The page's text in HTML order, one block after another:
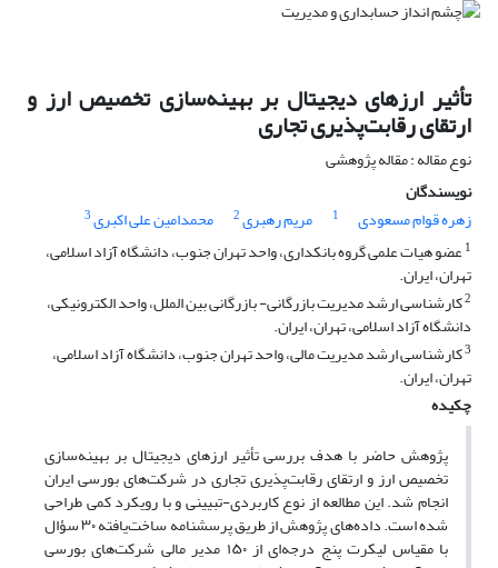
تأثیر ارزهای دیجیتال بر بهینه‌سازی تخصیص ارز و
ارتقای رقابت‌پذیری تجاری
نوع مقاله : مقاله پژوهشی
نویسندگان
زهره قوام مسعودی
1 مریم رهبری2 محمدامین علی اکبری3
1عضو هیات علمی گروه بانکداری، واحد تهران جنوب، دانشگاه آزاد اسلامی،
تهران، ایران.
2کارشناسی ارشد مدیریت بازرگانی- بازرگانی بین الملل، واحد الکترونیکی،
دانشگاه آزاد اسلامی، تهران، ایران.
3کارشناسی ارشد مدیریت مالی، واحد تهران جنوب، دانشگاه آزاد اسلامی،
تهران، ایران.
چکیده
پژوهش حاضر با هدف بررسی تأثیر ارزهای دیجیتال بر بهینه‌سازی
تخصیص ارز و ارتقای رقابت‌پذیری تجاری در شرکت‌های بورسی ایران
انجام شد. این مطالعه از نوع کاربردی-تبیینی و با رویکرد کمی طراحی
شده است. داده‌های پژوهش از طریق پرسشنامه ساخت‌یافته ۳۰ سؤال
با مقیاس لیکرت پنج درجه‌ای از ۱۵۰ مدیر مالی شرکت‌های بورسی